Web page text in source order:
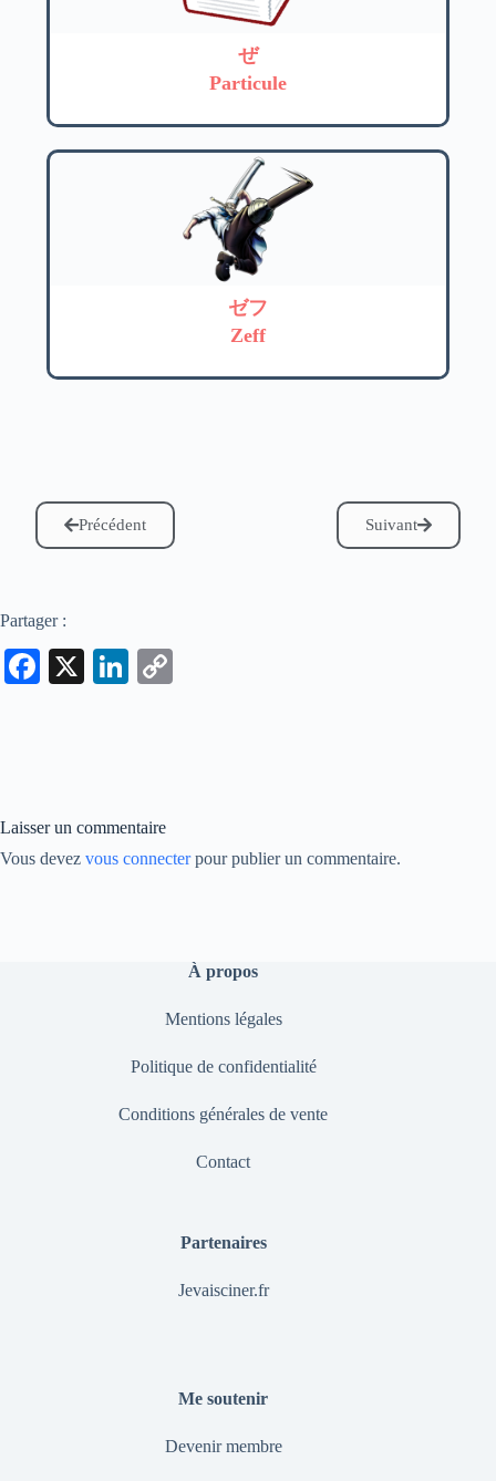
ぜ
Particule
ゼフ
Zeff
Précédent Suivant
Partager :
Fa
X
Li
Laisser un commentaire
Vous devez vous connecterpour publier un commentaire.
À propos
Mentions légales
Politique de confidentialité
Conditions générales de vente
Contact
Partenaires
Jevaisciner.fr
Me soutenir
Devenir membre